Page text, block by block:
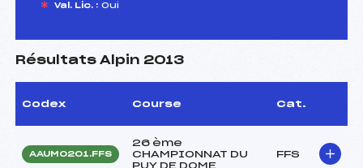
Val. Lic. : Oui
Résultats Alpin 2013
Codex Course Cat.
AAUM0201.FFS
26 ème
CHAMPIONNAT DU
PUY DE DOME
FFS